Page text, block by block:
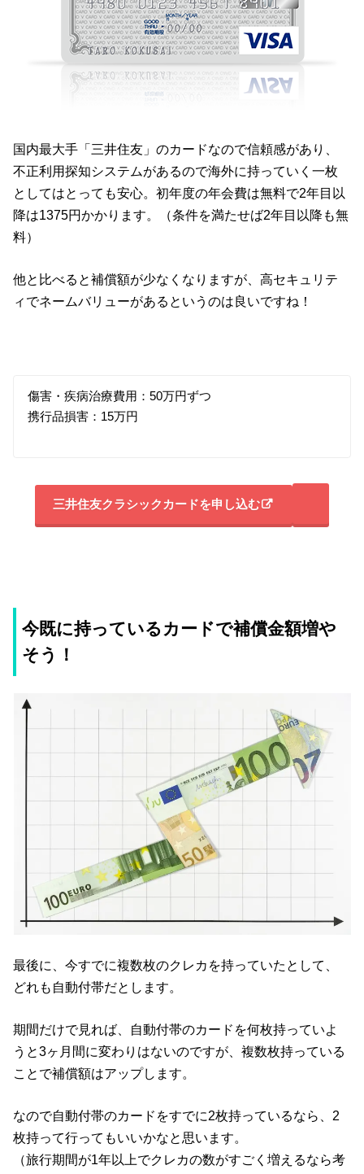
国内最大手「三井住友」のカードなので信頼感があり、
不正利用探知システムがあるので海外に持っていく一枚
としてはとっても安心。初年度の年会費は無料で2年目以
降は1375円かかります。（条件を満たせば2年目以降も無
料）
他と比べると補償額が少なくなりますが、高セキュリテ
ィでネームバリューがあるというのは良いですね！
傷害・疾病治療費用：50万円ずつ
携行品損害：15万円
三井住友クラシックカードを申し込む
今既に持っているカードで補償金額増や
そう！
最後に、今すでに複数枚のクレカを持っていたとして、
どれも自動付帯だとします。
期間だけで見れば、自動付帯のカードを何枚持っていよ
うと3ヶ月間に変わりはないのですが、複数枚持っている
ことで補償額はアップします。
なので自動付帯のカードをすでに2枚持っているなら、2
枚持って行ってもいいかなと思います。
（旅行期間が1年以上でクレカの数がすごく増えるなら考